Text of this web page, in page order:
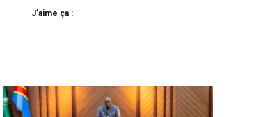
J’aime ça :